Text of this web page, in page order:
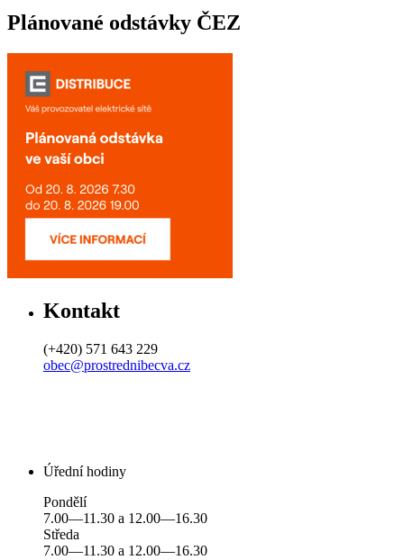
Plánované odstávky ČEZ
Kontakt
(+420) 571 643 229
obec@prostrednibecva.cz
Úřední hodiny
Pondělí
7.00—11.30 a 12.00—16.30
Středa
7.00—11.30 a 12.00—16.30